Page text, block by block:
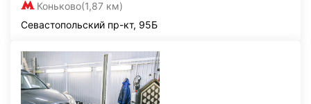
Коньково(1,87 км)
Севастопольский пр-кт, 95Б